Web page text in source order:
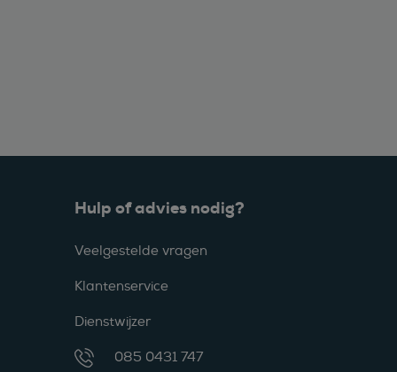
Hulp of advies nodig?
Veelgestelde vragen
Klantenservice
Dienstwijzer
085 0431 747